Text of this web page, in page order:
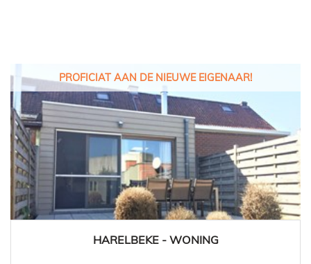
PROFICIAT AAN DE NIEUWE EIGENAAR!
2 1 Ja
HARELBEKE - WONING